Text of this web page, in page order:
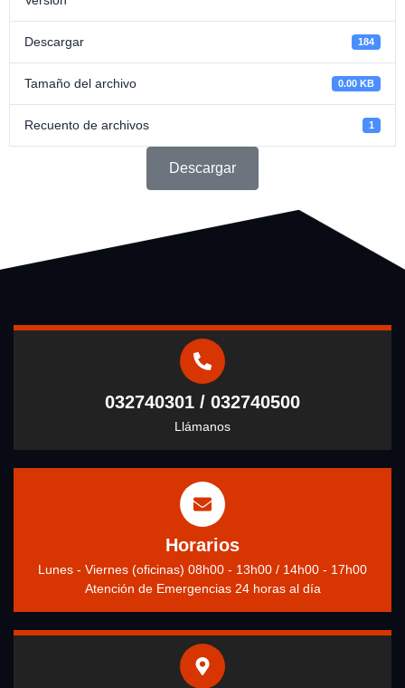
Descargar 184
Tamaño del archivo 0.00 KB
Recuento de archivos 1
Descargar
032740301 / 032740500
Llámanos
Horarios
Lunes - Viernes (oficinas) 08h00 - 13h00 / 14h00 - 17h00
Atención de Emergencias 24 horas al día